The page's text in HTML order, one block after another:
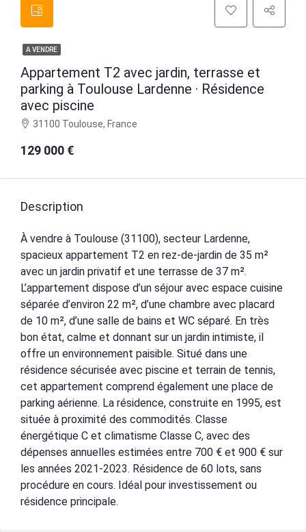
A VENDRE
Appartement T2 avec jardin, terrasse et
parking à Toulouse Lardenne · Résidence
avec piscine
31100 Toulouse, France
129 000 €
Description
À vendre à Toulouse (31100), secteur Lardenne,
spacieux appartement T2 en rez-de-jardin de 35 m²
avec un jardin privatif et une terrasse de 37 m².
L’appartement dispose d’un séjour avec espace cuisine
séparée d’environ 22 m², d’une chambre avec placard
de 10 m², d’une salle de bains et WC séparé. En très
bon état, calme et donnant sur un jardin intimiste, il
offre un environnement paisible. Situé dans une
résidence sécurisée avec piscine et terrain de tennis,
cet appartement comprend également une place de
parking aérienne. La résidence, construite en 1995, est
située à proximité des commodités. Classe
énergétique C et climatisme Classe C, avec des
dépenses annuelles estimées entre 700 € et 900 € sur
les années 2021-2023. Résidence de 60 lots, sans
procédure en cours. Idéal pour investissement ou
résidence principale.